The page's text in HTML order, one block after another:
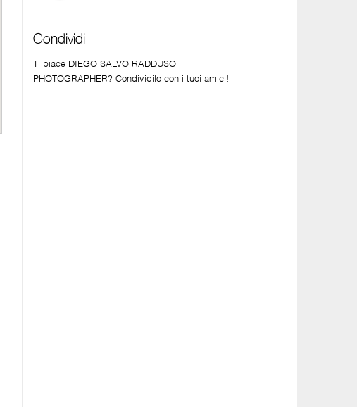
Condividi
Ti piace DIEGO SALVO RADDUSO
PHOTOGRAPHER? Condividilo con i tuoi amici!